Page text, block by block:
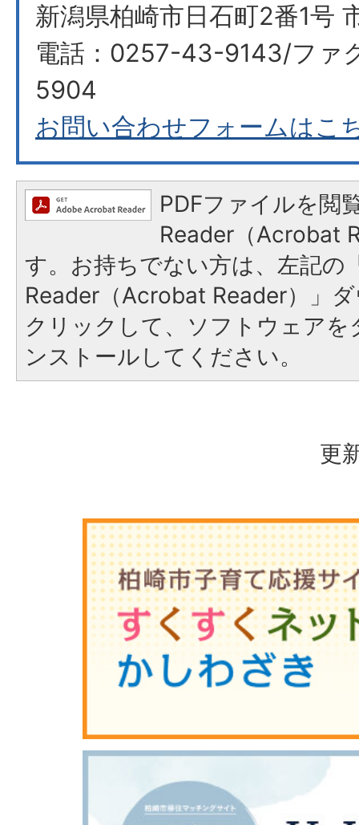
新潟県柏崎市日石町2番1号
電話：0257-43-9143/ファ
5904
お問い合わせフォームはこ
PDFファイルを閲
Reader（Acrobat
す。お持ちでない方は、左記の
Reader（Acrobat Reader）」
クリックして、ソフトウェア
ンストールしてください。
更